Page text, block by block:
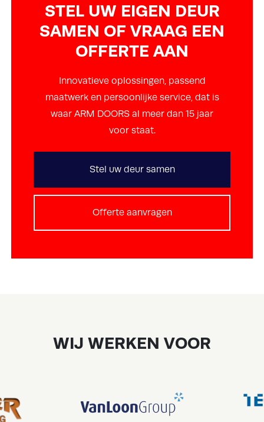
STEL UW EIGEN DEUR
SAMEN OF VRAAG EEN
OFFERTE AAN
Innovatieve oplossingen, passend
maatwerk en persoonlijke service, dat is
waar ARM DOORS al meer dan 15 jaar
voor staat.
Stel uw deur samen
Offerte aanvragen
WIJ WERKEN VOOR